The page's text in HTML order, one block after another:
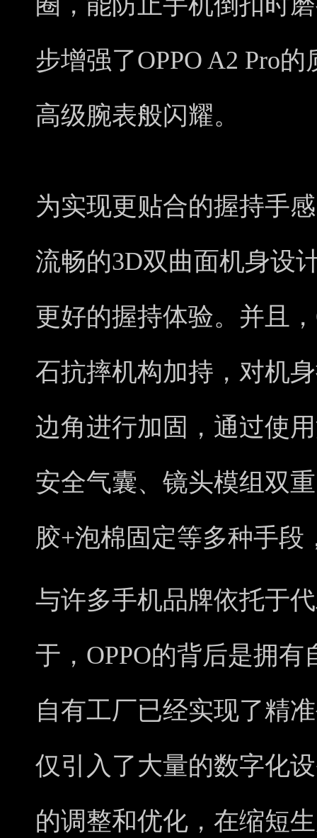
步增强了OPPO A2 Pro
高级腕表般闪耀。
为实现更贴合的握持手
流畅的3D双曲面机身设
更好的握持体验。并且
石抗摔机构加持，对机
边角进行加固，通过使
安全气囊、镜头模组双
胶+泡棉固定等多种手段
与许多手机品牌依托于
于，OPPO的背后是拥有
自有工厂已经实现了精
仅引入了大量的数字化
的调整和优化，在缩短